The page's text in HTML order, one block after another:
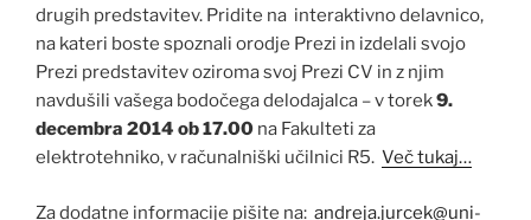
drugih predstavitev. Pridite na interaktivno delavnico,
na kateri boste spoznali orodje Prezi in izdelali svojo
Prezi predstavitev oziroma svoj Prezi CV in z njim
navdušili vašega bodočega delodajalca – v torek9.
decembra 2014 ob 17.00 na Fakulteti za
elektrotehniko, v računalniški učilnici R5. Več tukaj…
Za dodatne informacije pišite na: andreja.jurcek@uni-